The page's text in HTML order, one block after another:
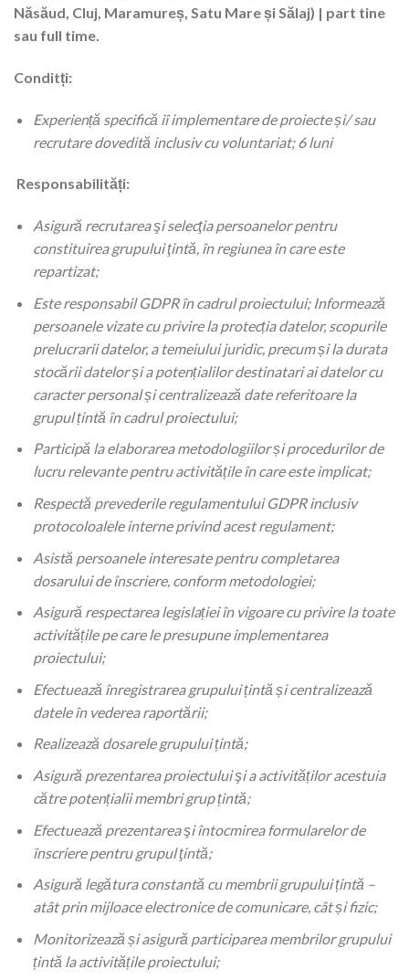
Năsăud, Cluj, Maramureș, Satu Mare și Sălaj) | part tine
sau full time.
Conditți:
Experiență specifică iî implementare de proiecte și/ sau
recrutare dovedită inclusiv cu voluntariat; 6 luni
Responsabilități:
Asigură recrutarea şi selecţia persoanelor pentru
constituirea grupului ţintă, în regiunea în care este
repartizat;
Este responsabil GDPR în cadrul proiectului; Informează
persoanele vizate cu privire la protecția datelor, scopurile
prelucrarii datelor, a temeiului juridic, precum și la durata
stocării datelor și a potențialilor destinatari ai datelor cu
caracter personal și centralizează date referitoare la
grupul țintă în cadrul proiectului;
Participă la elaborarea metodologiilor și procedurilor de
lucru relevante pentru activitățile în care este implicat;
Respectă prevederile regulamentului GDPR inclusiv
protocoloalele interne privind acest regulament;
Asistă persoanele interesate pentru completarea
dosarului de înscriere, conform metodologiei;
Asigură respectarea legislației în vigoare cu privire la toate
activitățile pe care le presupune implementarea
proiectului;
Efectuează înregistrarea grupului țintă și centralizează
datele în vederea raportării;
Realizează dosarele grupului țintă;
Asigură prezentarea proiectului şi a activităților acestuia
către potențialii membri grup țintă;
Efectuează prezentarea şi întocmirea formularelor de
înscriere pentru grupul ţintă;
Asigură legătura constantă cu membrii grupului țintă –
atât prin mijloace electronice de comunicare, cât și fizic;
Monitorizează și asigură participarea membrilor grupului
țintă la activitățile proiectului;